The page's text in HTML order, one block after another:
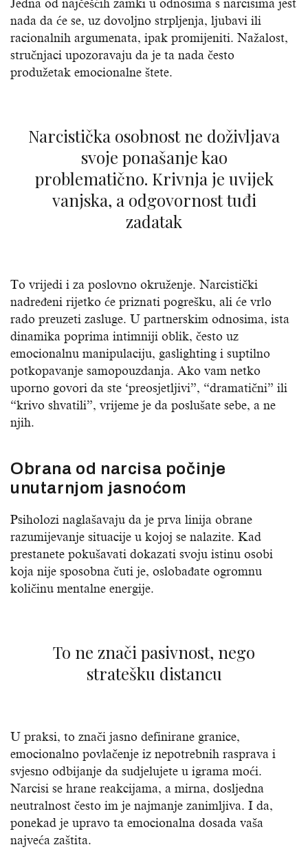
Jedna od najčešćih zamki u odnosima s narcisima jest
nada da će se, uz dovoljno strpljenja, ljubavi ili
racionalnih argumenata, ipak promijeniti. Nažalost,
stručnjaci upozoravaju da je ta nada često
produžetak emocionalne štete.
Narcistička osobnost ne doživljava
svoje ponašanje kao
problematično. Krivnja je uvijek
vanjska, a odgovornost tuđi
zadatak
To vrijedi i za poslovno okruženje. Narcistički
nadređeni rijetko će priznati pogrešku, ali će vrlo
rado preuzeti zasluge. U partnerskim odnosima, ista
dinamika poprima intimniji oblik, često uz
emocionalnu manipulaciju, gaslighting i suptilno
potkopavanje samopouzdanja. Ako vam netko
uporno govori da ste ‘preosjetljivi”, “dramatični” ili
“krivo shvatili”, vrijeme je da poslušate sebe, a ne
njih.
Obrana od narcisa počinje
unutarnjom jasnoćom
Psiholozi naglašavaju da je prva linija obrane
razumijevanje situacije u kojoj se nalazite. Kad
prestanete pokušavati dokazati svoju istinu osobi
koja nije sposobna čuti je, oslobađate ogromnu
količinu mentalne energije.
To ne znači pasivnost, nego
stratešku distancu
U praksi, to znači jasno definirane granice,
emocionalno povlačenje iz nepotrebnih rasprava i
svjesno odbijanje da sudjelujete u igrama moći.
Narcisi se hrane reakcijama, a mirna, dosljedna
neutralnost često im je najmanje zanimljiva. I da,
ponekad je upravo ta emocionalna dosada vaša
najveća zaštita.